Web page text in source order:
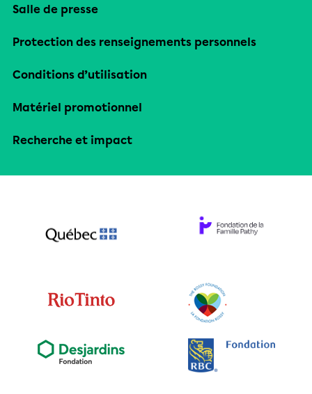
Salle de presse
Protection des renseignements personnels
Conditions d’utilisation
Matériel promotionnel
Recherche et impact